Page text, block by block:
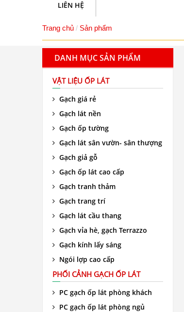
LIÊN HỆ
Trang chủ Sản phẩm
DANH MỤC SẢN PHẨM
VẬT LIỆU ỐP LÁT
Gạch giá rẻ
Gạch lát nền
Gạch ốp tường
Gạch lát sân vườn- sân thượng
Gạch giả gỗ
Gạch ốp lát cao cấp
Gạch tranh thảm
Gạch trang trí
Gạch lát cầu thang
Gạch vỉa hè, gạch Terrazzo
Gạch kính lấy sáng
Ngói lợp cao cấp
PHỐI CẢNH GẠCH ỐP LÁT
PC gạch ốp lát phòng khách
PC gạch ốp lát phòng ngủ